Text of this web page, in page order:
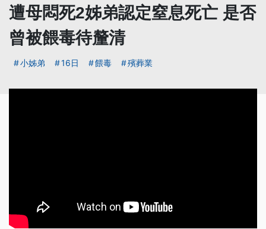
遭母悶死2姊弟認定窒息死亡 是否
曾被餵毒待釐清
小姊弟 16日 餵毒 殯葬業